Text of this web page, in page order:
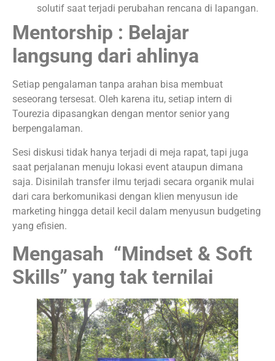
solutif saat terjadi perubahan rencana di lapangan.
Mentorship : Belajar
langsung dari ahlinya
Setiap pengalaman tanpa arahan bisa membuat
seseorang tersesat. Oleh karena itu, setiap intern di
Tourezia dipasangkan dengan mentor senior yang
berpengalaman.
Sesi diskusi tidak hanya terjadi di meja rapat, tapi juga
saat perjalanan menuju lokasi event ataupun dimana
saja. Disinilah transfer ilmu terjadi secara organik mulai
dari cara berkomunikasi dengan klien menyusun ide
marketing hingga detail kecil dalam menyusun budgeting
yang efisien.
Mengasah “Mindset & Soft
Skills” yang tak ternilai